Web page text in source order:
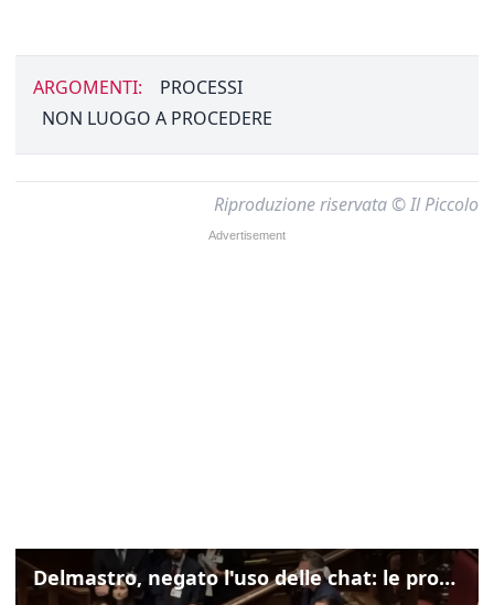
ARGOMENTI:
PROCESSI
NON LUOGO A PROCEDERE
Riproduzione riservata © Il Piccolo
Delmastro, negato l'uso delle chat: le proteste di Avs e M5s